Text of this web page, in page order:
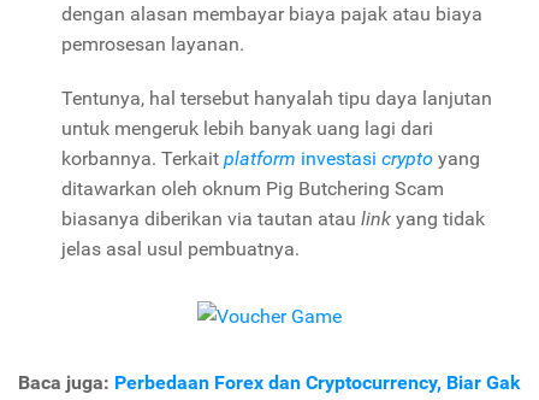
dengan alasan membayar biaya pajak atau biaya
pemrosesan layanan.
Tentunya, hal tersebut hanyalah tipu daya lanjutan
untuk mengeruk lebih banyak uang lagi dari
korbannya. Terkait platform investasi crypto yang
ditawarkan oleh oknum Pig Butchering Scam
biasanya diberikan via tautan atau link yang tidak
jelas asal usul pembuatnya.
Baca juga: Perbedaan Forex dan Cryptocurrency, Biar Gak